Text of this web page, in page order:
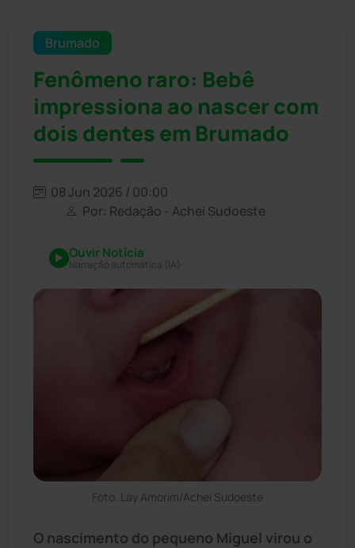
Brumado
Fenômeno raro: Bebê
impressiona ao nascer com
dois dentes em Brumado
08 Jun 2026 / 00:00
Por: Redação - Achei Sudoeste
Ouvir Notícia
Narração automática (IA)
Foto: Lay Amorim/Achei Sudoeste
O nascimento do pequeno Miguel virou o